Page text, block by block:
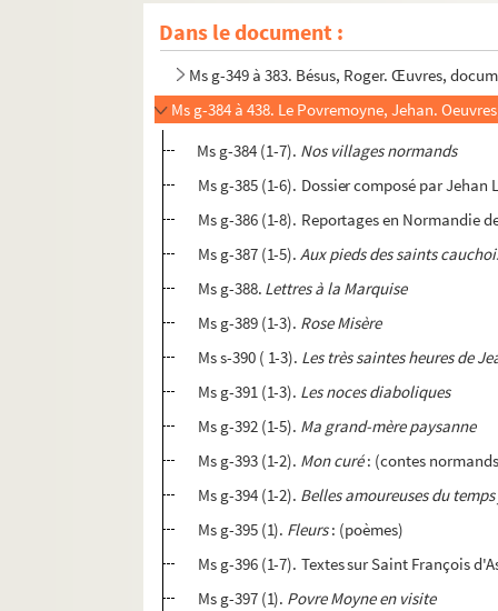
Dans le document :
Ms g-348. Lorrain, Jean. Lettres à sa mère.
Ms g-348-bis. Lorrain, Jean (pseud. de Duval,
Ms g-349 à 383. Bésus, Roger. Œuvres,
Ms g-384 à 438. Le Povremoyne, Jehan.
Ms g-384 (1-7). Nos villages normands
Ms g-385 (1-6). Dossier composé par
Ms g-386 (1-8). Reportages en Normandie
Ms g-387 (1-5).Aux pieds des saints
Ms g-388. Lettres à la Marquise
Ms g-389 (1-3). Rose Misère
Ms s-390 ( 1-3). Les très saintes heures de
Ms g-391 (1-3). Les noces diaboliques
Ms g-392 (1-5). Ma grand-mère paysanne
Ms g-393 (1-2). Mon curé: (contes
Ms g-394 (1-2). Belles amoureuses du
Ms g-395 (1). Fleurs: (poèmes)
Ms g-396 (1-7). Textes sur Saint François
Ms g-397 (1). Povre Moyne en visite